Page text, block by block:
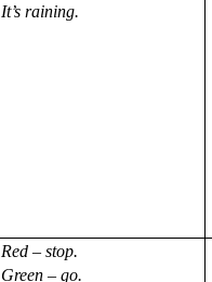
It’s raining.
Red – stop.
Green – go.